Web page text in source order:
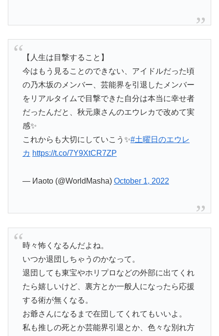
【人生は目撃すること】
今はもう見ることのできない、アイドルだった頃
の乃木坂のメンバー、芸能界を引退したメンバー
をリアルタイムで目撃できた自分は本当に幸せ者
だったんだと、秋元康さんのエウレカで改めて実
感✨
これからも大切にしていこう✨#土曜日のエウレ
カ https://t.co/7Y9XtCR7ZP
— Иaoto (@WorldMasha) October 1, 2022
時々怖くなるんだよね。
いつか退団しちゃうのかなって。
退団しても東宝やホリプロなどの外部に出てくれ
たら嬉しいけど、裏方とか一般人になったら応援
する術が無くなる。
お爺さんになるまで在団してくれてもいいよ。
私も推しの死とか芸能界引退とか、色々な別れ方